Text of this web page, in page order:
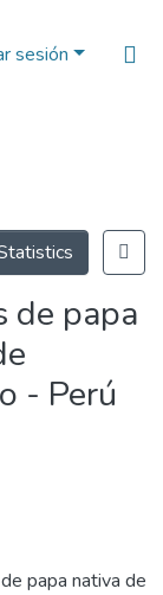
sesión
de papa
- Perú
papa nativa de